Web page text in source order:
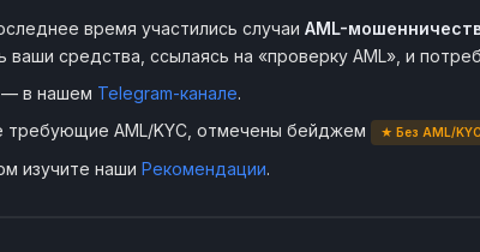
время участились случаи AML-
ваши средства, ссылаясь на «проверку AML», и
в нашем Telegram-канале.
требующие AML/KYC, отмечены бейджем
★ Без AML/KYC
изучите наши Рекомендации.